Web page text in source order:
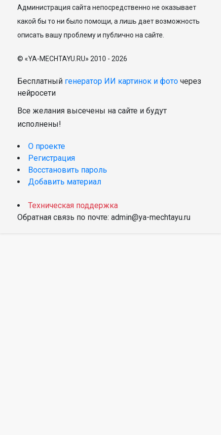
Администрация сайта непосредственно не оказывает
какой бы то ни было помощи, а лишь дает возможность
описать вашу проблему и публично на сайте.
© «YA-MECHTAYU.RU» 2010 - 2026
Бесплатный генератор ИИ картинок и фото через
нейросети
Все желания высечены на сайте и будут
исполнены!
О проекте
Регистрация
Восстановить пароль
Добавить материал
Техническая поддержка
Обратная связь по почте: admin@ya-mechtayu.ru